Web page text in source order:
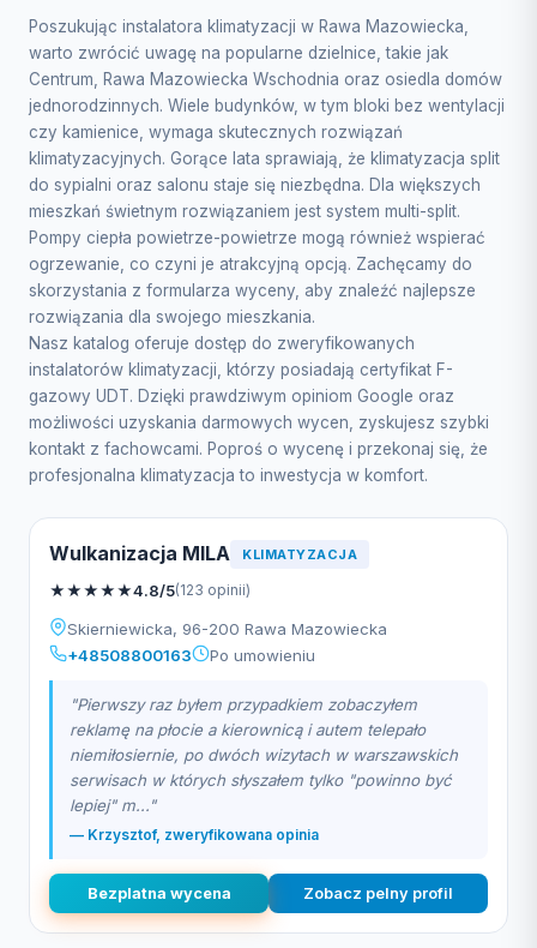
Poszukując instalatora klimatyzacji w Rawa Mazowiecka,
warto zwrócić uwagę na popularne dzielnice, takie jak
Centrum, Rawa Mazowiecka Wschodnia oraz osiedla domów
jednorodzinnych. Wiele budynków, w tym bloki bez wentylacji
czy kamienice, wymaga skutecznych rozwiązań
klimatyzacyjnych. Gorące lata sprawiają, że klimatyzacja split
do sypialni oraz salonu staje się niezbędna. Dla większych
mieszkań świetnym rozwiązaniem jest system multi-split.
Pompy ciepła powietrze-powietrze mogą również wspierać
ogrzewanie, co czyni je atrakcyjną opcją. Zachęcamy do
skorzystania z formularza wyceny, aby znaleźć najlepsze
rozwiązania dla swojego mieszkania.
Nasz katalog oferuje dostęp do zweryfikowanych
instalatorów klimatyzacji, którzy posiadają certyfikat F-
gazowy UDT. Dzięki prawdziwym opiniom Google oraz
możliwości uzyskania darmowych wycen, zyskujesz szybki
kontakt z fachowcami. Poproś o wycenę i przekonaj się, że
profesjonalna klimatyzacja to inwestycja w komfort.
Wulkanizacja MILA KLIMATYZACJA
★★★★★4.8/5(123 opinii)
Skierniewicka, 96-200 Rawa Mazowiecka
+48508800163
Po umowieniu
"Pierwszy raz byłem przypadkiem zobaczyłem
reklamę na płocie a kierownicą i autem telepało
niemiłosiernie, po dwóch wizytach w warszawskich
serwisach w których słyszałem tylko "powinno być
lepiej" m..."
— Krzysztof, zweryfikowana opinia
Bezplatna wycena Zobacz pelny profil